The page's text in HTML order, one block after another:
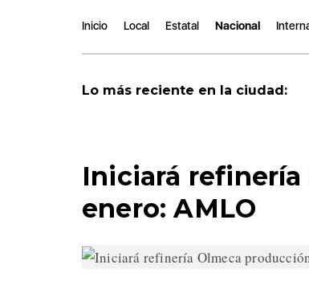
Inicio Local Estatal Nacional
Lo más reciente en la ciudad:
Iniciará refinería
enero: AMLO